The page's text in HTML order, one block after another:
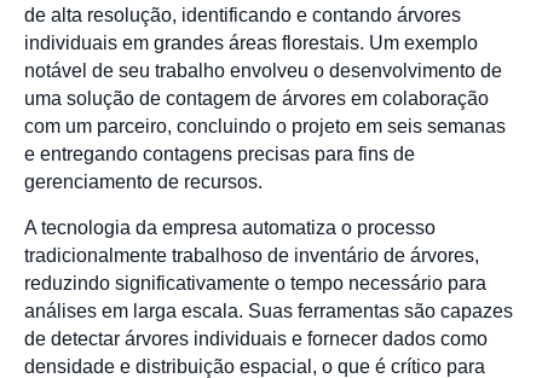
de alta resolução, identificando e contando árvores
individuais em grandes áreas florestais. Um exemplo
notável de seu trabalho envolveu o desenvolvimento de
uma solução de contagem de árvores em colaboração
com um parceiro, concluindo o projeto em seis semanas
e entregando contagens precisas para fins de
gerenciamento de recursos.
A tecnologia da empresa automatiza o processo
tradicionalmente trabalhoso de inventário de árvores,
reduzindo significativamente o tempo necessário para
análises em larga escala. Suas ferramentas são capazes
de detectar árvores individuais e fornecer dados como
densidade e distribuição espacial, o que é crítico para